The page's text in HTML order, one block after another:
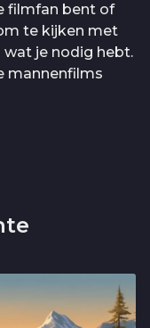
filmfan bent of
te kijken met
wat je nodig hebt.
mannenfilms